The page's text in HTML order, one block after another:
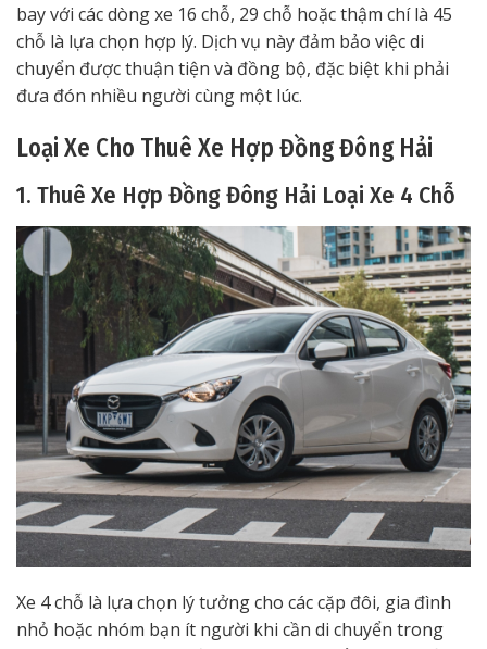
bay với các dòng xe 16 chỗ, 29 chỗ hoặc thậm chí là 45
chỗ là lựa chọn hợp lý. Dịch vụ này đảm bảo việc di
chuyển được thuận tiện và đồng bộ, đặc biệt khi phải
đưa đón nhiều người cùng một lúc.
Loại Xe Cho Thuê Xe Hợp Đồng Đông Hải
1. Thuê Xe Hợp Đồng Đông Hải Loại Xe 4 Chỗ
Xe 4 chỗ là lựa chọn lý tưởng cho các cặp đôi, gia đình
nhỏ hoặc nhóm bạn ít người khi cần di chuyển trong